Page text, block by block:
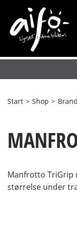
Start > Shop >
Manfrotto TriGrip
størrelse under